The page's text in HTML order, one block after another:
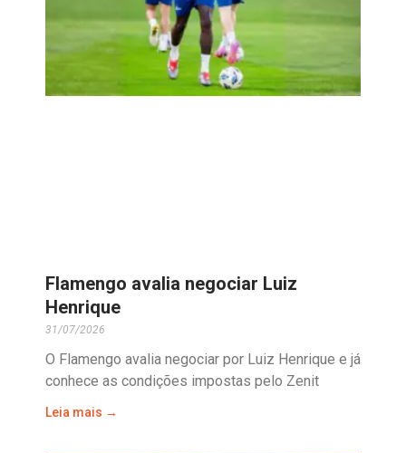
Flamengo avalia negociar Luiz
Henrique
31/07/2026
O Flamengo avalia negociar por Luiz Henrique e já
conhece as condições impostas pelo Zenit
Leia mais →